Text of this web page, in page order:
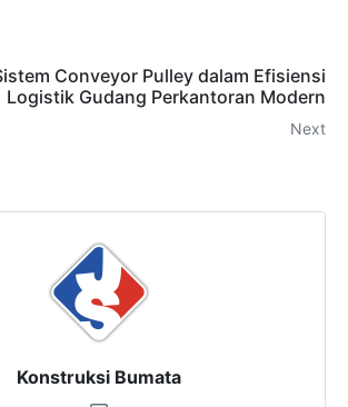
Conveyor Pulley dalam Efisiensi
Logistik Gudang Perkantoran Modern
Next
Konstruksi Bumata